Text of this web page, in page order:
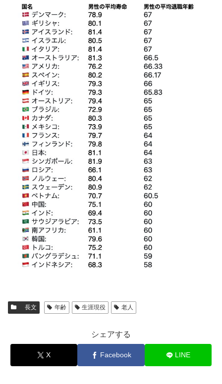
長文 年齢 生涯現役 老人
シェアする
X Facebook LINE